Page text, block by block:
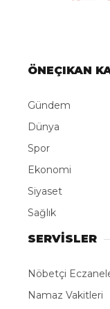
ÖNEÇIKAN
Gündem
Dünya
Spor
Ekonomi
Siyaset
Sağlık
SERVİSLER
Nöbetçi
Namaz Vakitleri